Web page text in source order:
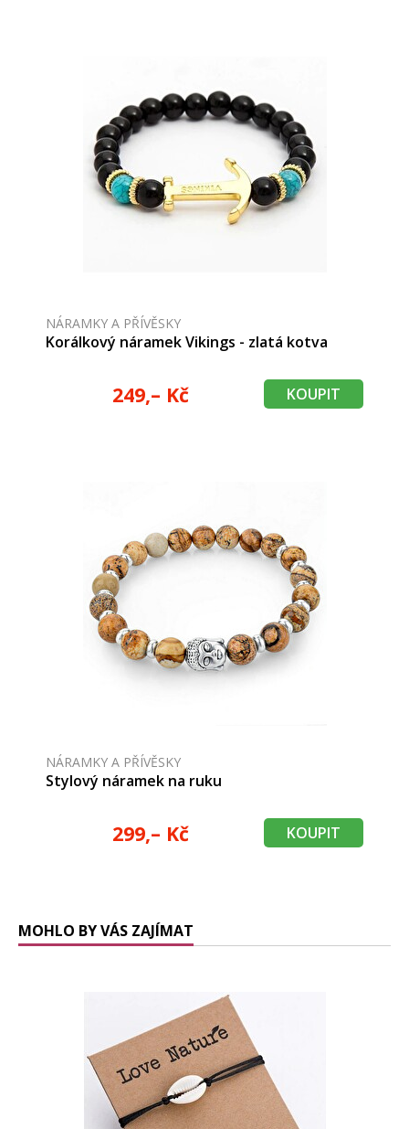
NÁRAMKY A PŘÍVĚSKY
Korálkový náramek Vikings - zlatá kotva
249,– Kč KOUPIT
NÁRAMKY A PŘÍVĚSKY
Stylový náramek na ruku
299,– Kč KOUPIT
MOHLO BY VÁS ZAJÍMAT